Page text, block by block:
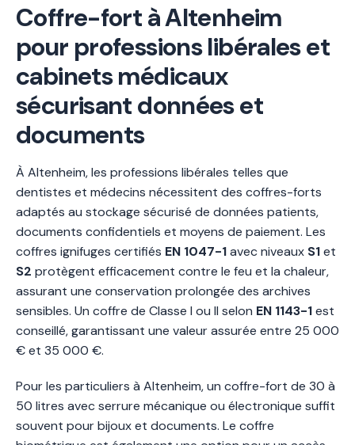
Coffre-fort à Altenheim
pour professions libérales et
cabinets médicaux
sécurisant données et
documents
À Altenheim, les professions libérales telles que
dentistes et médecins nécessitent des coffres-forts
adaptés au stockage sécurisé de données patients,
documents confidentiels et moyens de paiement. Les
coffres ignifuges certifiés EN 1047-1avec niveaux S1et
S2 protègent efficacement contre le feu et la chaleur,
assurant une conservation prolongée des archives
sensibles. Un coffre de Classe I ou II selon EN 1143-1est
conseillé, garantissant une valeur assurée entre 25 000
€ et 35 000 €.
Pour les particuliers à Altenheim, un coffre-fort de 30 à
50 litres avec serrure mécanique ou électronique suffit
souvent pour bijoux et documents. Le coffre